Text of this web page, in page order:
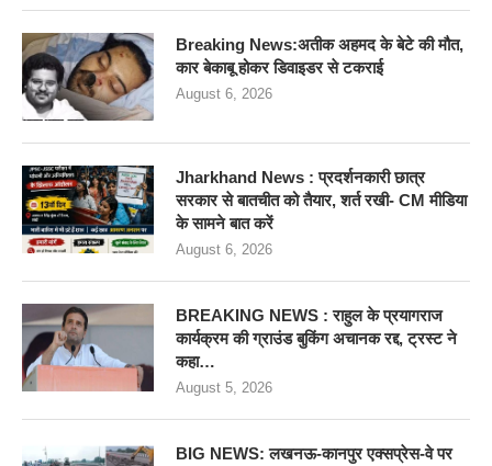
Breaking News:अतीक अहमद के बेटे की मौत,
कार बेकाबू होकर डिवाइडर से टकराई
August 6, 2026
Jharkhand News : प्रदर्शनकारी छात्र
सरकार से बातचीत को तैयार, शर्त रखी- CM मीडिया
के सामने बात करें
August 6, 2026
BREAKING NEWS : राहुल के प्रयागराज
कार्यक्रम की ग्राउंड बुकिंग अचानक रद्द, ट्रस्ट ने
कहा…
August 5, 2026
BIG NEWS: लखनऊ-कानपुर एक्सप्रेस-वे पर